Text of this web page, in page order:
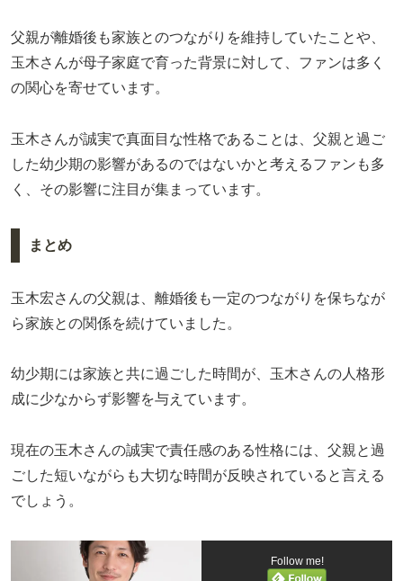
父親が離婚後も家族とのつながりを維持していたことや、
玉木さんが母子家庭で育った背景に対して、ファンは多く
の関心を寄せています。
玉木さんが誠実で真面目な性格であることは、父親と過ご
した幼少期の影響があるのではないかと考えるファンも多
く、その影響に注目が集まっています。
まとめ
玉木宏さんの父親は、離婚後も一定のつながりを保ちなが
ら家族との関係を続けていました。
幼少期には家族と共に過ごした時間が、玉木さんの人格形
成に少なからず影響を与えています。
現在の玉木さんの誠実で責任感のある性格には、父親と過
ごした短いながらも大切な時間が反映されていると言える
でしょう。
Follow me!